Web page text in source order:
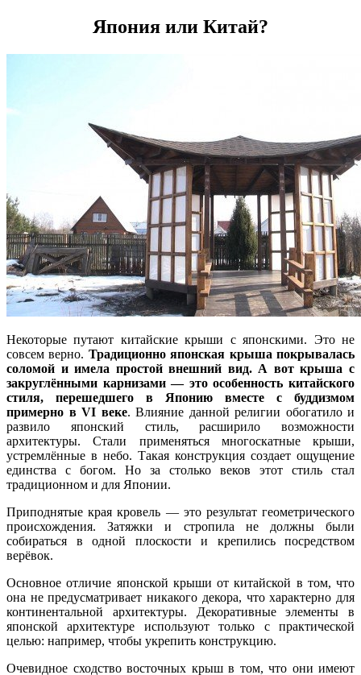
Япония или Китай?
Некоторые путают китайские крыши с японскими. Это не
совсем верно. Традиционно японская крыша покрывалась
соломой и имела простой внешний вид. А вот крыша с
закруглёнными карнизами — это особенность китайского
стиля, перешедшего в Японию вместе с буддизмом
примерно в VI веке. Влияние данной религии обогатило и
развило японский стиль, расширило возможности
архитектуры. Стали применяться многоскатные крыши,
устремлённые в небо. Такая конструкция создает ощущение
единства с богом. Но за столько веков этот стиль стал
традиционном и для Японии.
Приподнятые края кровель — это результат геометрического
происхождения. Затяжки и стропила не должны были
собираться в одной плоскости и крепились посредством
верёвок.
Основное отличие японской крыши от китайской в том, что
она не предусматривает никакого декора, что характерно для
континентальной архитектуры. Декоративные элементы в
японской архитектуре используют только с практической
целью: например, чтобы укрепить конструкцию.
Очевидное сходство восточных крыш в том, что они имеют